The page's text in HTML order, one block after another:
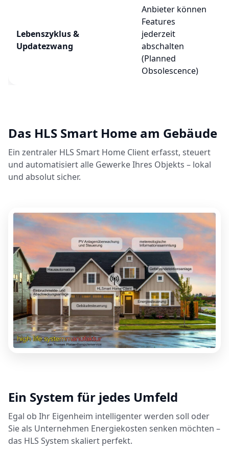
Lebenszyklus &
Updatezwang
Anbieter können
Features
jederzeit
abschalten
(Planned
Obsolescence)
Das HLS Smart Home am Gebäude
Ein zentraler HLS Smart Home Client erfasst, steuert
und automatisiert alle Gewerke Ihres Objekts – lokal
und absolut sicher.
Ein System für jedes Umfeld
Egal ob Ihr Eigenheim intelligenter werden soll oder
Sie als Unternehmen Energiekosten senken möchten –
das HLS System skaliert perfekt.